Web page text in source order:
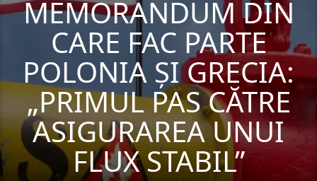
MEMORANDUM DIN
CARE FAC PARTE
POLONIA ȘI GRECIA:
„PRIMUL PAS CĂTRE
ASIGURAREA UNUI
FLUX STABIL”